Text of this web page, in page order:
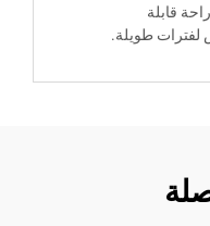
قابلة
لفترات طويلة.